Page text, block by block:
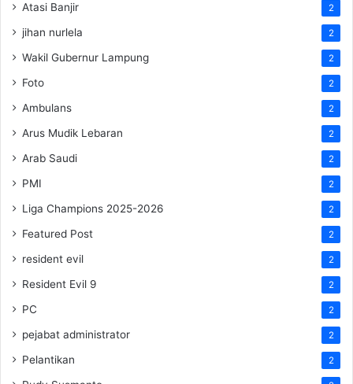
Atasi Banjir 2
jihan nurlela 2
Wakil Gubernur Lampung 2
Foto 2
Ambulans 2
Arus Mudik Lebaran 2
Arab Saudi 2
PMI 2
Liga Champions 2025-2026 2
Featured Post 2
resident evil 2
Resident Evil 9 2
PC 2
pejabat administrator 2
Pelantikan 2